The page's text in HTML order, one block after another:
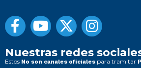
Nuestras redes
Estos No son canales oficiales para tramitar